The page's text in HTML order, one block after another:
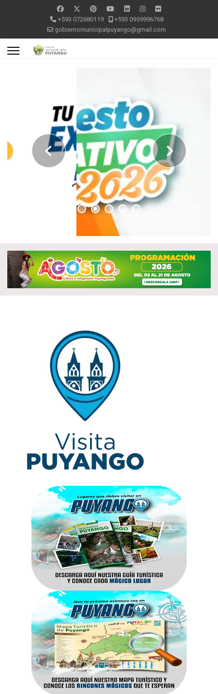
+593 072680119
+593 0959996768
gobiernomunicipalpuyango@gmail.com